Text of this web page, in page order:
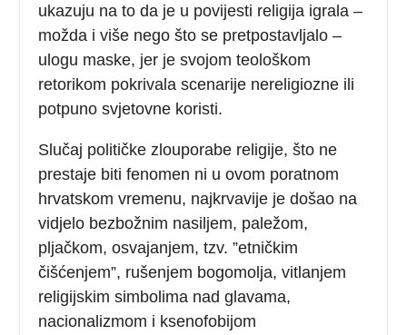
ukazuju na to da je u povijesti religija igrala –
možda i više nego što se pretpostavljalo –
ulogu maske, jer je svojom teološkom
retorikom pokrivala scenarije nereligiozne ili
potpuno svjetovne koristi.
Slučaj političke zlouporabe religije, što ne
prestaje biti fenomen ni u ovom poratnom
hrvatskom vremenu, najkrvavije je došao na
vidjelo bezbožnim nasiljem, paležom,
pljačkom, osvajanjem, tzv. ”etničkim
čišćenjem”, rušenjem bogomolja, vitlanjem
religijskim simbolima nad glavama,
nacionalizmom i ksenofobijom